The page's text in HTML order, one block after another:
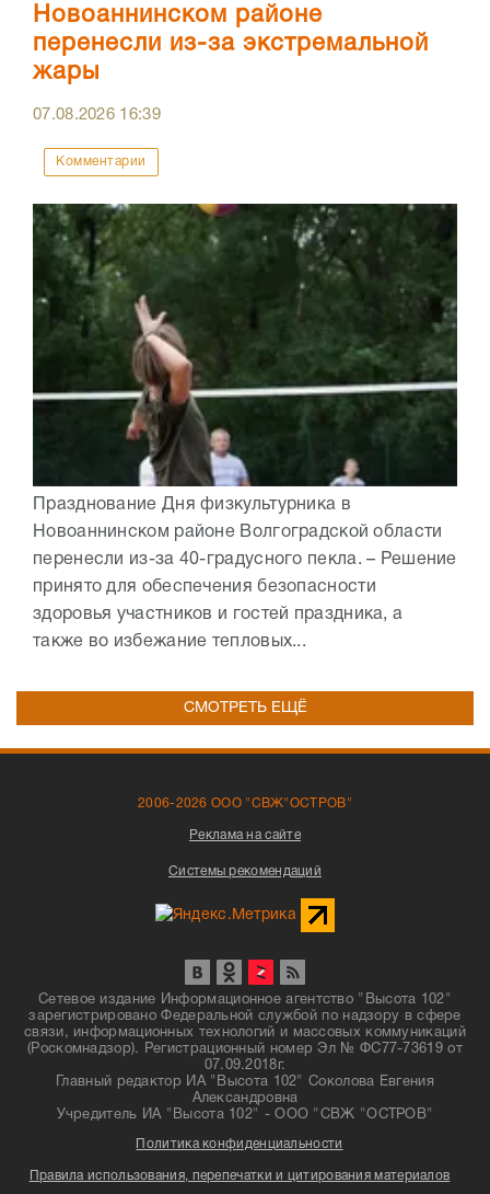
Новоаннинском районе
перенесли из-за экстремальной
жары
07.08.2026 16:39
Комментарии
Празднование Дня физкультурника в
Новоаннинском районе Волгоградской области
перенесли из-за 40-градусного пекла. – Решение
принято для обеспечения безопасности
здоровья участников и гостей праздника, а
также во избежание тепловых...
СМОТРЕТЬ ЕЩЁ
2006-2026 ООО "СВЖ"ОСТРОВ"
Реклама на сайте
Системы рекомендаций
Сетевое издание Информационное агентство "Высота 102"
зарегистрировано Федеральной службой по надзору в сфере
связи, информационных технологий и массовых коммуникаций
(Роскомнадзор). Регистрационный номер Эл № ФС77-73619 от
07.09.2018г.
Главный редактор ИА "Высота 102" Соколова Евгения
Александровна
Учредитель ИА "Высота 102" - ООО "СВЖ "ОСТРОВ"
Политика конфиденциальности
Правила использования, перепечатки и цитирования материалов